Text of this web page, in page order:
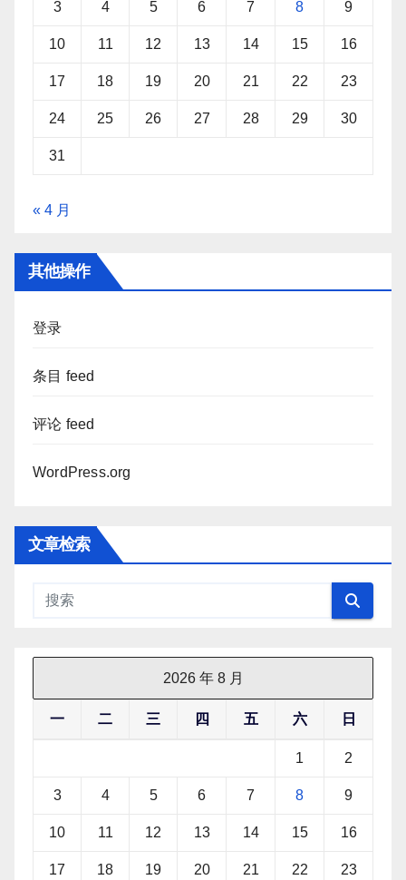
3 4 5 6 7 8 9
10 11 12 13 14 15 16
17 18 19 20 21 22 23
24 25 26 27 28 29 30
31
« 4 月
其他操作
登录
条目 feed
评论 feed
WordPress.org
文章检索
2026 年 8 月
一 二 三 四 五 六 日
1 2
3 4 5 6 7 8 9
10 11 12 13 14 15 16
17 18 19 20 21 22 23